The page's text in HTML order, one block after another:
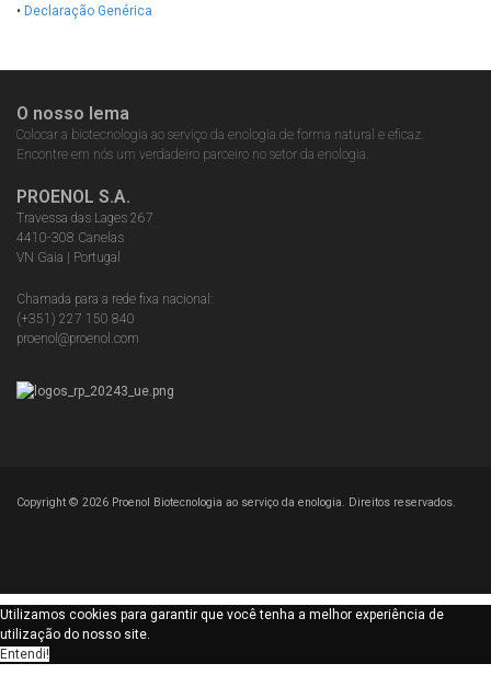
• Declaração Genérica
O nosso lema
Colocar a biotecnologia ao serviço da enologia de forma natural e eficaz.
Encontre em nós um verdadeiro parceiro no setor da enologia.
PROENOL S.A.
Travessa das Lages 267
4410-308 Canelas
VN Gaia | Portugal
Chamada para a rede fixa nacional:
(+351) 227 150 840
proenol@proenol.com
Copyright © 2026 Proenol Biotecnologia ao serviço da enologia. Direitos reservados.
Utilizamos cookies para garantir que você tenha a melhor experiência de
utilização do nosso site.
Entendi!